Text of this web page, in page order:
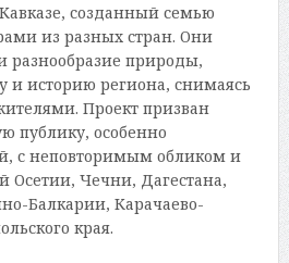
созданный семью
из разных стран. Они
разнообразие природы,
и историю региона, снимаясь
Проект призван
публику, особенно
с неповторимым обликом и
Осетии, Чечни, Дагестана,
Балкарии, Карачаево-
края.